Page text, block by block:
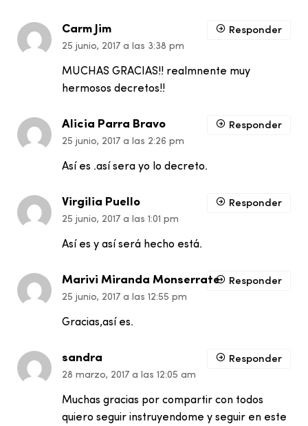
Carm Jim
25 junio, 2017 a las 3:38 pm
MUCHAS GRACIAS!! realmnente muy
hermosos decretos!!
Responder
Alicia Parra Bravo
25 junio, 2017 a las 2:26 pm
Así es .así sera yo lo decreto.
Responder
Virgilia Puello
25 junio, 2017 a las 1:01 pm
Así es y así será hecho está.
Responder
Marivi Miranda Monserrate
25 junio, 2017 a las 12:55 pm
Gracias,así es.
Responder
sandra
28 marzo, 2017 a las 12:05 am
Muchas gracias por compartir con todos
quiero seguir instruyendome y seguir en este
Responder